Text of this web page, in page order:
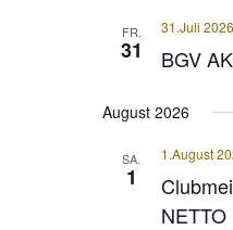
FR.
31 BGV
31.Juli
August 2026
SA.
1
NETTO
1.August